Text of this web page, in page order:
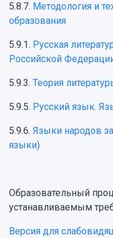
5.8.7. Методология и
образования
5.9.1. Русская
Российской
5.9.3. Теория
5.9.5. Русский язык.
5.9.6. Языки народов
языки)
Образовательный
устанавливаемым
Версия для